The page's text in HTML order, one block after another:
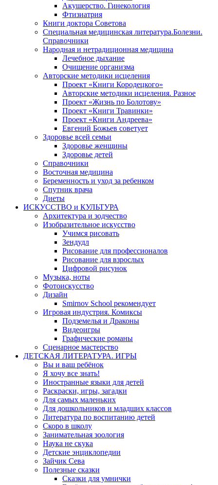
Акушерство. Гинекология
Фтизиатрия
Книги доктора Советова
Специальная медицинская литература.Болезни.
Справочники
Народная и нетрадиционная медицина
Лечебное дыхание
Очищение организма
Авторские методики исцеления
Проект «Книги Кородецкого»
Авторские методики исцеления. Разное
Проект «Жизнь по Болотову»
Проект «Книги Травинки»
Проект «Книги Андреева»
Евгений Божьев советует
Здоровье всей семьи
Здоровье женщины
Здоровье детей
Справочники
Восточная медицина
Беременность и уход за ребенком
Спутник врача
Диеты
ИСКУССТВО и КУЛЬТУРА
Архитектура и зодчество
Изобразительное искусство
Учимся рисовать
Зендудл
Рисование для профессионалов
Рисование для взрослых
Цифровой рисунок
Музыка, ноты
Фотоискусство
Дизайн
Smirnov School рекомендует
Игровая индустрия. Комиксы
Подземелья и Драконы
Видеоигры
Графические романы
Сценарное мастерство
ДЕТСКАЯ ЛИТЕРАТУРА. ИГРЫ
Вы и ваш ребёнок
Я хочу все знать!
Иностранные языки для детей
Раскраски, игры, загадки
Для самых маленьких
Для дошкольников и младших классов
Литература по воспитанию детей
Скоро в школу
Занимательная зоология
Наука не скука
Детские энциклопедии
Зайчик Сева
Полезные сказки
Сказки для умнички